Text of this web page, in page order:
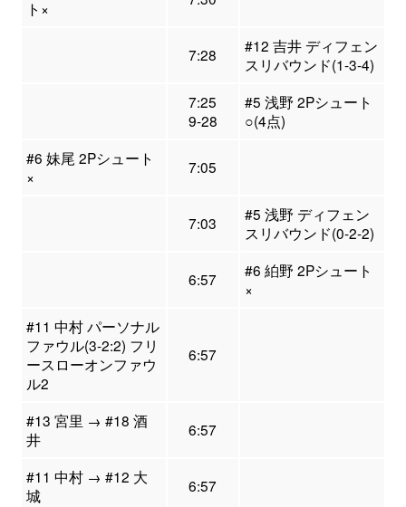
ト×
7:28
#12 吉井 ディフェン
スリバウンド(1-3-4)
7:25
9-28
#5 浅野 2Pシュート
○(4点)
#6 妹尾 2Pシュート
×
7:05
7:03
#5 浅野 ディフェン
スリバウンド(0-2-2)
6:57
#6 絈野 2Pシュート
×
#11 中村 パーソナル
ファウル(3-2:2) フリ
ースローオンファウ
ル2
6:57
#13 宮里 → #18 酒
井
6:57
#11 中村 → #12 大
城
6:57